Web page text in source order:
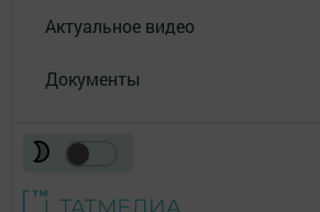
Актуальное видео
Документы